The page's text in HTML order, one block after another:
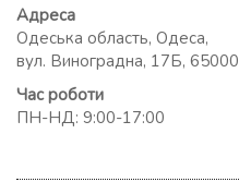
Адреса
Одеська область, Одеса,
вул. Виноградна, 17Б, 65000
Час роботи
ПН-НД: 9:00-17:00